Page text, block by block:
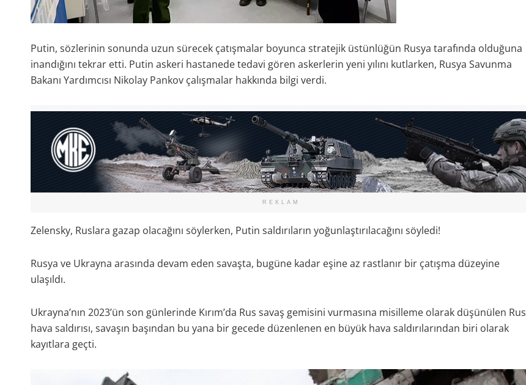
Putin, sözlerinin sonunda uzun sürecek çatışmalar boyunca stratejik üstünlüğün Rusya tarafında olduğuna
inandığını tekrar etti. Putin askeri hastanede tedavi gören askerlerin yeni yılını kutlarken, Rusya Savunma
Bakanı Yardımcısı Nikolay Pankov çalışmalar hakkında bilgi verdi.
REKLAM
Zelensky, Ruslara gazap olacağını söylerken, Putin saldırıların yoğunlaştırılacağını söyledi!
Rusya ve Ukrayna arasında devam eden savaşta, bugüne kadar eşine az rastlanır bir çatışma düzeyine
ulaşıldı.
Ukrayna’nın 2023’ün son günlerinde Kırım’da Rus savaş gemisini vurmasına misilleme olarak düşünülen Rus
hava saldırısı, savaşın başından bu yana bir gecede düzenlenen en büyük hava saldırılarından biri olarak
kayıtlara geçti.